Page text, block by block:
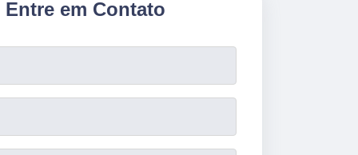
Entre em Contato